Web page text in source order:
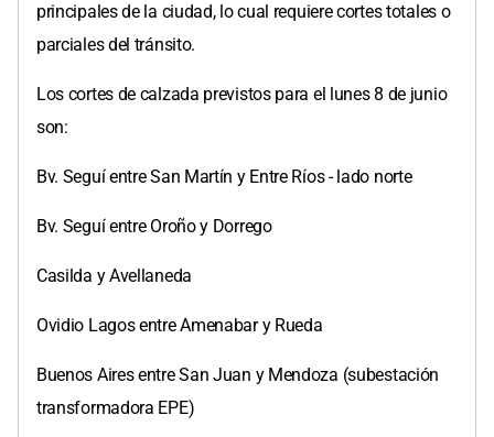
principales de la ciudad, lo cual requiere cortes totales o
parciales del tránsito.
Los cortes de calzada previstos para el lunes 8 de junio
son:
Bv. Seguí entre San Martín y Entre Ríos - lado norte
Bv. Seguí entre Oroño y Dorrego
Casilda y Avellaneda
Ovidio Lagos entre Amenabar y Rueda
Buenos Aires entre San Juan y Mendoza (subestación
transformadora EPE)